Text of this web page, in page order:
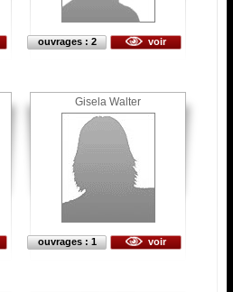
ouvrages : 2 voir
Gisela Walter
ouvrages : 1 voir